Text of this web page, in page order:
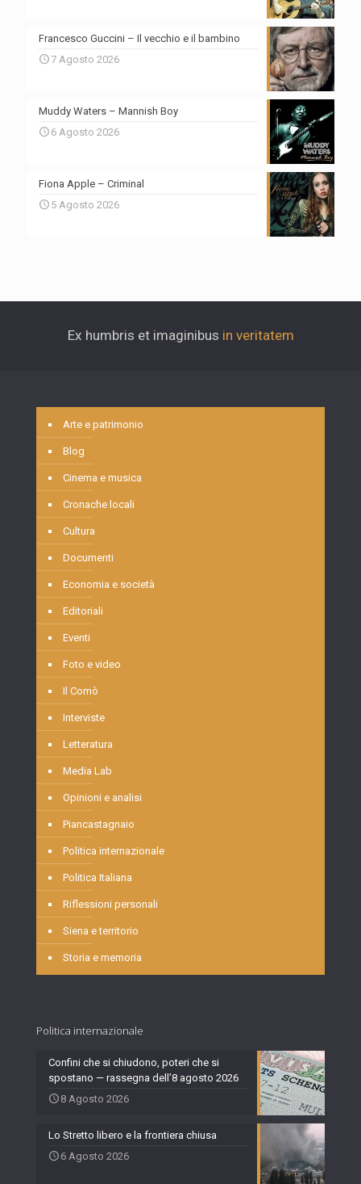
Francesco Guccini – Il vecchio e il bambino
7 Agosto 2026
Muddy Waters – Mannish Boy
6 Agosto 2026
Fiona Apple – Criminal
5 Agosto 2026
Ex humbris et imaginibus in veritatem
Arte e patrimonio
Blog
Cinema e musica
Cronache locali
Cultura
Documenti
Economia e società
Editoriali
Eventi
Foto e video
Il Comò
Interviste
Letteratura
Media Lab
Opinioni e analisi
Piancastagnaio
Politica internazionale
Politica Italiana
Riflessioni personali
Siena e territorio
Storia e memoria
Politica internazionale
Confini che si chiudono, poteri che si
spostano — rassegna dell’8 agosto 2026
8 Agosto 2026
Lo Stretto libero e la frontiera chiusa
6 Agosto 2026